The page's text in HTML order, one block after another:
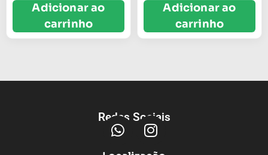
Adicionar ao
carrinho
Adicionar ao
carrinho
Redes Sociais